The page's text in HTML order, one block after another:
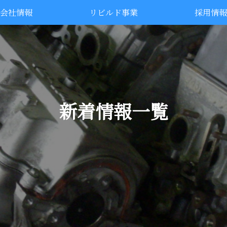
会社情報 リビルド事業 採用情報
新着情報一覧